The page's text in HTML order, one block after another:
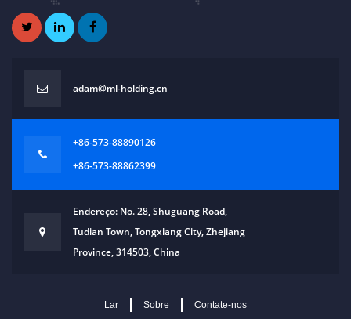
adam@ml-holding.cn
+86-573-88890126
+86-573-88862399
Endereço: No. 28, Shuguang Road,
Tudian Town, Tongxiang City, Zhejiang
Province, 314503, China
Lar Sobre
Contate-nos